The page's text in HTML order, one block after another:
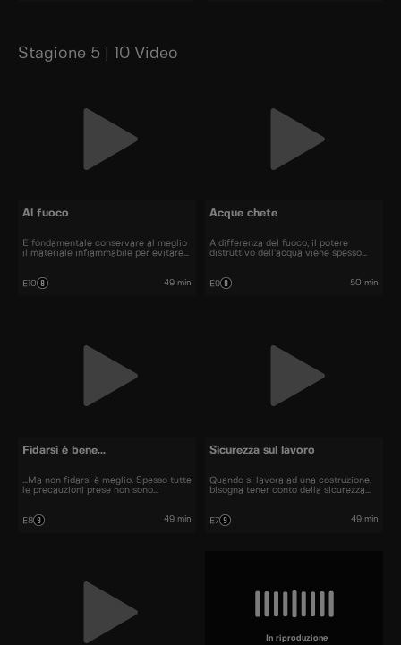
Stagione 5 | 10 Video
Al fuoco
È fondamentale conservare al meglio
il materiale infiammabile per evitare
E10 49 min
Acque chete
A differenza del fuoco, il potere
distruttivo dell’acqua viene spesso
E9 50 min
Fidarsi è bene...
...Ma non fidarsi è meglio. Spesso tutte
le precauzioni prese non sono
E8 49 min
Sicurezza sul lavoro
Quando si lavora ad una costruzione,
bisogna tener conto della sicurezza
E7 49 min
In riproduzione